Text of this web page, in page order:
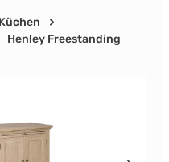
Henley Freestanding